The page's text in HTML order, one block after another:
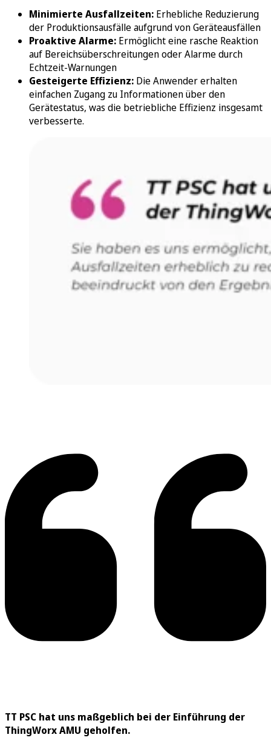
Minimierte Ausfallzeiten: Erhebliche Reduzierung
der Produktionsausfälle aufgrund von Geräteausfällen
Proaktive Alarme: Ermöglicht eine rasche Reaktion
auf Bereichsüberschreitungen oder Alarme durch
Echtzeit-Warnungen
Gesteigerte Effizienz: Die Anwender erhalten
einfachen Zugang zu Informationen über den
Gerätestatus, was die betriebliche Effizienz insgesamt
verbesserte.
TT PSC hat uns maßgeblich bei der Einführung der
ThingWorx AMU geholfen.